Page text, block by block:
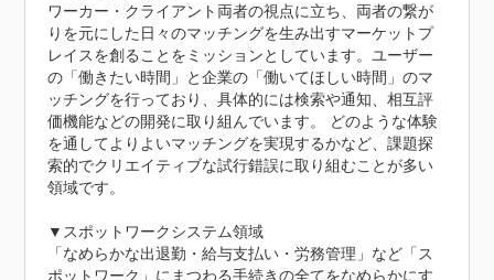
ワーカー・クライアント両者の視点に立ち、両者の繋が
りを元にした日々のマッチングを生み出すマーケットプ
レイスを創ることをミッションとしています。ユーザー
の「働きたい時間」と企業の「働いてほしい時間」のマ
ッチングを行っており、具体的には検索や通知、相互評
価機能などの開発に取り組んでいます。 どのような体験
を通してよりよいマッチングを実現するかなど、課題探
索的でクリエイティブな試行錯誤に取り組むことが多い
領域です。
▼スポットワークシステム領域
「なめらかな出退勤・給与支払い・労務管理」など「ス
ポットワーク」にまつわる手続きの全てをなめらかにす